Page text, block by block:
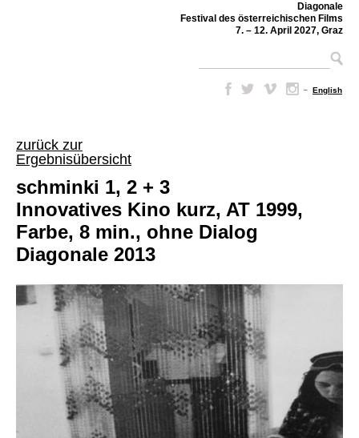
Diagonale
Festival des österreichischen Films
7. – 12. April 2027, Graz
– English
zurück zur
Ergebnisübersicht
schminki 1, 2 + 3
Innovatives Kino kurz, AT 1999,
Farbe, 8 min., ohne Dialog
Diagonale 2013